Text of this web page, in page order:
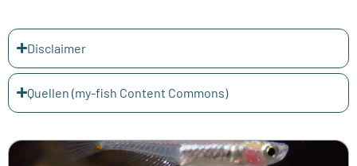
Disclaimer
Quellen (my-fish Content Commons)